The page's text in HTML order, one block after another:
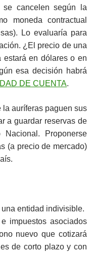
cancelen según la
moneda contractual
Lo evaluaría para
¿El precio de una
estará en dólares o en
esa decisión habrá
DE CUENTA.
la auríferas paguen sus
a guardar reservas de
Proponerse
(a precio de mercado)
entidad indivisible.
impuestos asociados
nuevo que cotizará
de corto plazo y con